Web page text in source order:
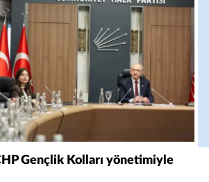
Gençlik Kolları yönetimiyle